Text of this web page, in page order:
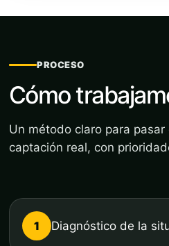
PROCESO
Cómo
Un método claro para
captación real, con
1 Diagnóstico de la